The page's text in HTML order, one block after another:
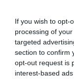
If you wish to opt-
processing of
targeted
section to confirm
opt-out request is
interest-based
Πεκίνο: Επιχειρεί